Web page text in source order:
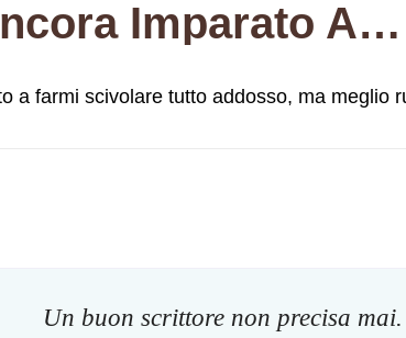
Imparato A…
a farmi scivolare tutto addosso, ma meglio
Un buon scrittore non precisa mai.